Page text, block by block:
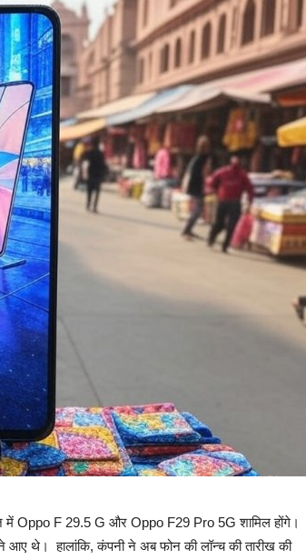
में Oppo F 29.5 G और Oppo F29 Pro 5G शामिल होंगे।
थे। हालांकि, कंपनी ने अब फोन की लॉन्च की तारीख की